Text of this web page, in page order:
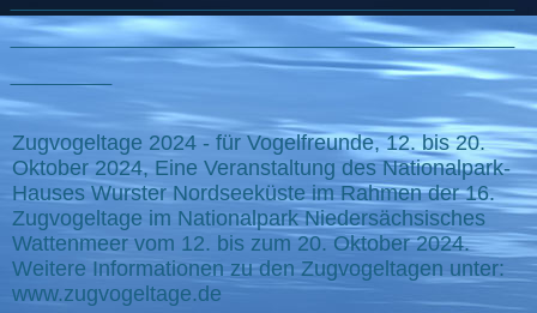
______________________________
Zugvogeltage 2024 - für Vogelfreunde, 12. bis 20.
Oktober 2024, Eine Veranstaltung des Nationalpark-
Hauses Wurster Nordseeküste im Rahmen der 16.
Zugvogeltage im Nationalpark Niedersächsisches
Wattenmeer vom 12. bis zum 20. Oktober 2024.
Weitere Informationen zu den Zugvogeltagen unter:
www.zugvogeltage.de